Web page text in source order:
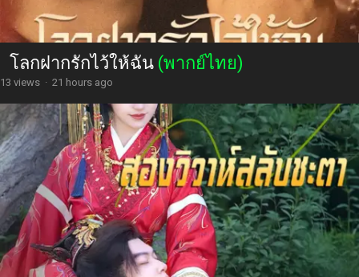
โลกฝากรักไว้ให้ฉัน (พากย์ไทย)
13 views · 21 hours ago